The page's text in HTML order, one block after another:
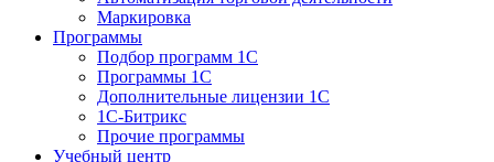
Маркировка
Программы
Подбор программ 1С
Программы 1С
Дополнительные лицензии 1С
1С-Битрикс
Прочие программы
Учебный центр